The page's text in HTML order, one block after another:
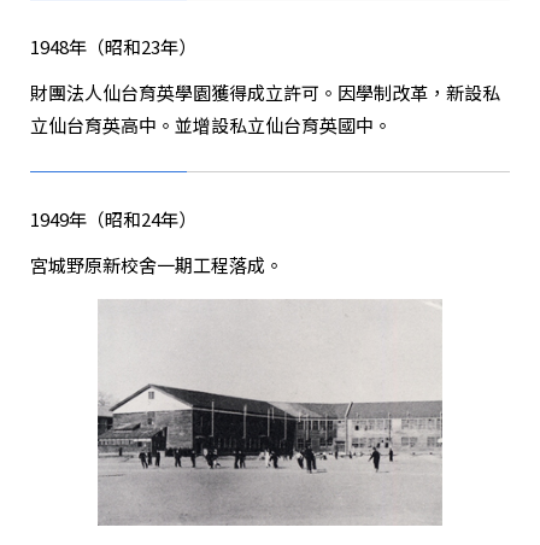
1948年（昭和23年）
財團法人仙台育英學園獲得成立許可。因學制改革，新設私
立仙台育英高中。並增設私立仙台育英國中。
1949年（昭和24年）
宮城野原新校舍一期工程落成。